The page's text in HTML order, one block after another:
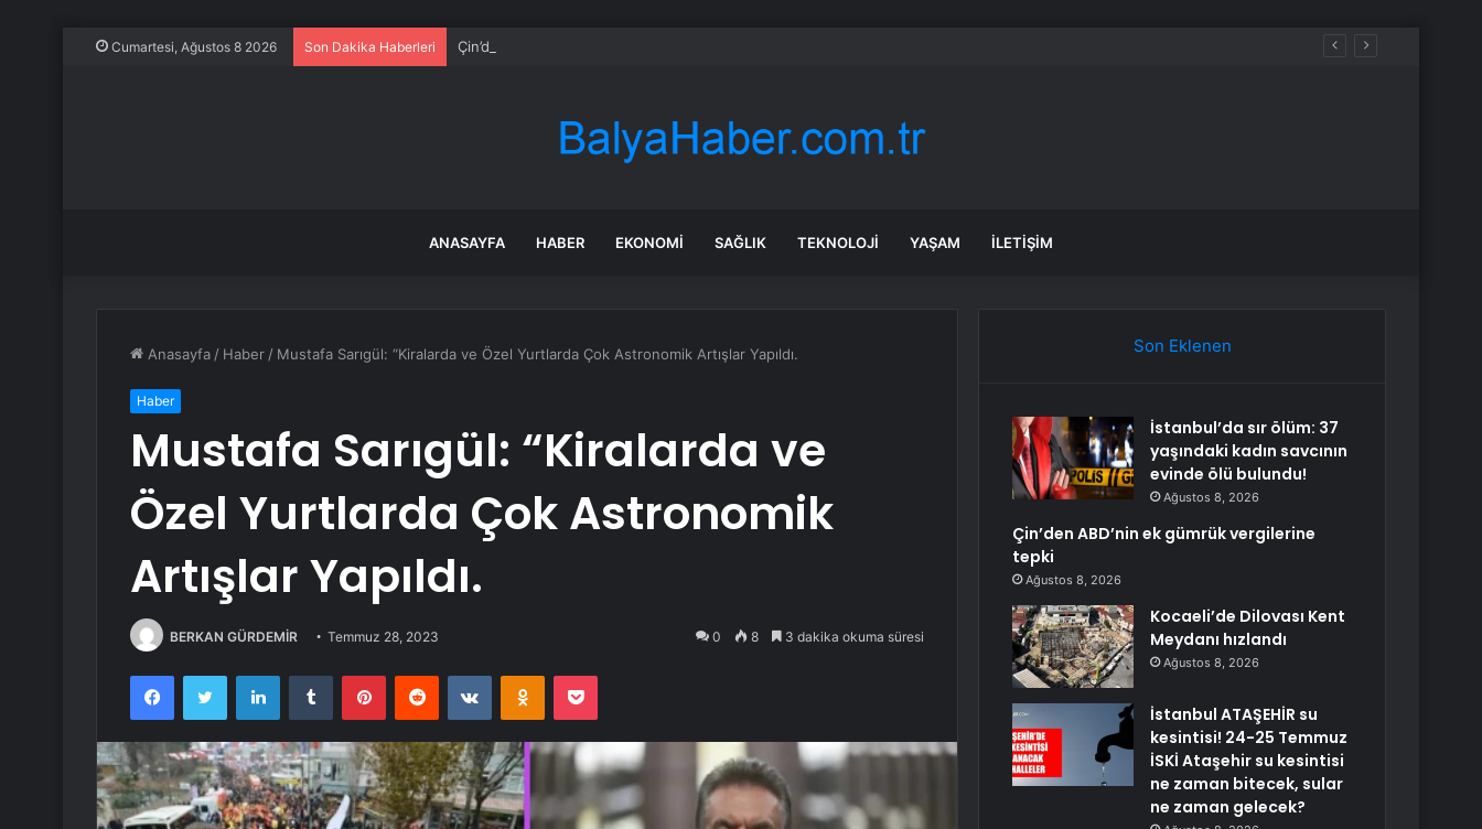
Cumartesi, Ağustos 8 2026 Son Dakika Haberleri Çin’den ABD’nin ek gümrük vergilerine tepki
ANASAYFA HABER EKONOMI SAĞLIK TEKNOLOJI YAŞAM İLETIŞIM
Anasayfa / Haber / Mustafa Sarıgül: “Kiralarda ve Özel Yurtlarda Çok Astronomik Artışlar Yapıldı.
Haber
Mustafa Sarıgül: “Kiralarda ve
Özel Yurtlarda Çok Astronomik
Artışlar Yapıldı.
BERKAN GÜRDEMİR Temmuz 28, 2023 0 8 3 dakika okuma süresi
FacebookTwitter LinkedInTumblr PinterestReddit VKontakteOdnoklassniki
Pocket
Son Eklenen
İstanbul’da sır ölüm: 37
yaşındaki kadın savcının
evinde ölü bulundu!
Ağustos 8, 2026
Çin’den ABD’nin ek gümrük vergilerine
tepki
Ağustos 8, 2026
Kocaeli’de Dilovası Kent
Meydanı hızlandı
Ağustos 8, 2026
İstanbul ATAŞEHİR su
kesintisi! 24-25 Temmuz
İSKİ Ataşehir su kesintisi
ne zaman bitecek, sular
ne zaman gelecek?